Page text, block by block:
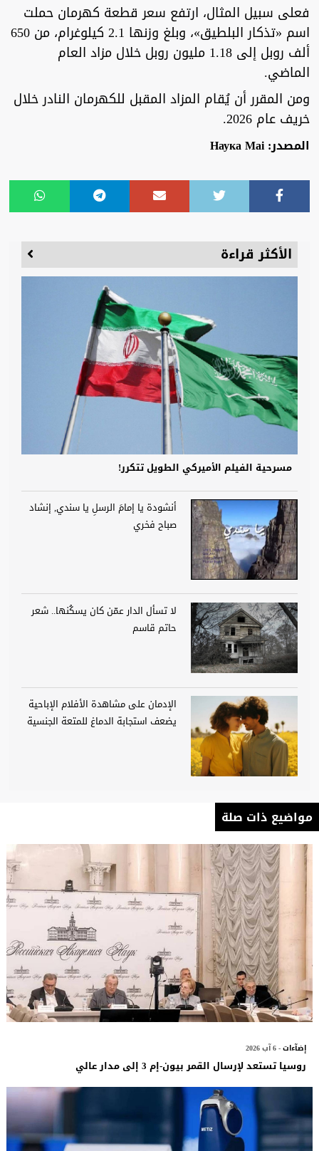
فعلى سبيل المثال، ارتفع سعر قطعة كهرمان حملت
اسم «تذكار البلطيق»، وبلغ وزنها 2.1 كيلوغرام، من 650
ألف روبل إلى 1.18 مليون روبل خلال مزاد العام
الماضي.
ومن المقرر أن يُقام المزاد المقبل للكهرمان النادر خلال
خريف عام 2026.
المصدر: Наука Mai
الأكثر قراءة
مسرحية الفيلم الأميركي الطويل تتكرر!
أنشودة يا إمامَ الرسلِ يا سندي, إنشاد
صباح فخري
لا تسأل الدار عمّن كان يسكُنها.. شعر
حاتم قاسم
الإدمان على مشاهدة الأفلام الإباحية
يضعف استجابة الدماغ للمتعة الجنسية
مواضيع ذات صلة
إضآءات- 6 آب 2026
روسيا تستعد لإرسال القمر بيون-إم 3 إلى مدار عالي